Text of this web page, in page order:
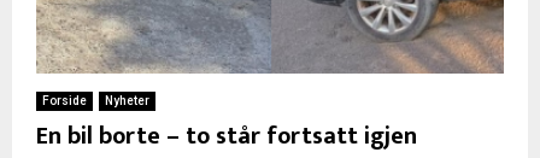
Forside Nyheter
En bil borte – to står fortsatt igjen